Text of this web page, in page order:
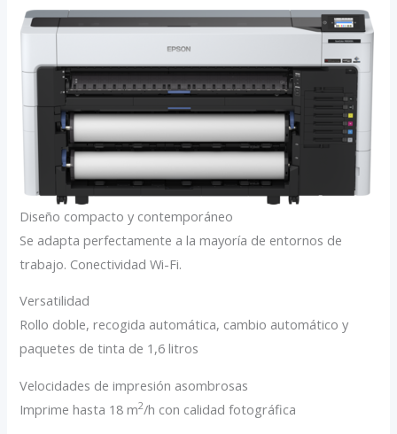
Diseño compacto y contemporáneo
Se adapta perfectamente a la mayoría de entornos de
trabajo. Conectividad Wi-Fi.
Versatilidad
Rollo doble, recogida automática, cambio automático y
paquetes de tinta de 1,6 litros
Velocidades de impresión asombrosas
Imprime hasta 18 m2/h con calidad fotográfica